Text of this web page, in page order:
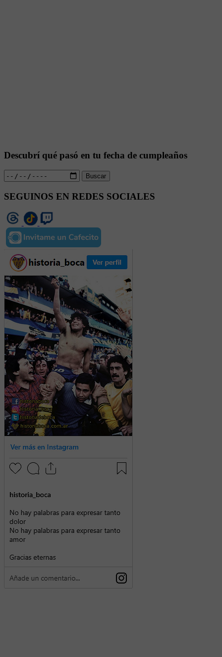
Descubrí qué pasó en tu fecha de cumpleaños
Buscar
SEGUINOS EN REDES SOCIALES